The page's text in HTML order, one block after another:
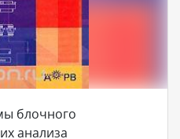
блочного
анализа